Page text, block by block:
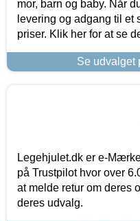
mor, barn og baby. Når
levering og adgang til et
priser. Klik her for at se
Se udvalget
Legehjulet.dk er e-
på Trustpilot hvor over
at melde retur om deres
deres udvalg.